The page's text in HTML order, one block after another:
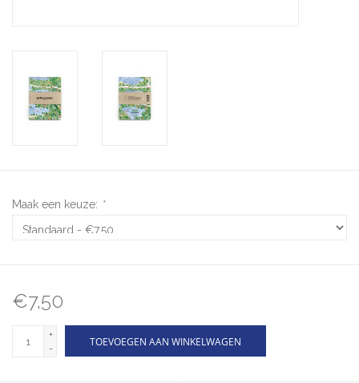
Maak een keuze: *
€7,50
+
-
TOEVOEGEN AAN WINKELWAGEN